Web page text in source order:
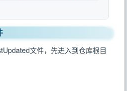
文件，先进入到仓库根目